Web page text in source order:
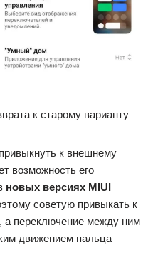
к старому варианту
к внешнему
возможность его
новых версиях MIUI
советую привыкать к
а переключение между ним
движением пальца